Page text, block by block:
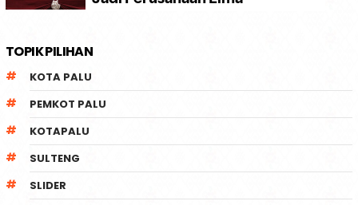
TOPIK PILIHAN
KOTA PALU
PEMKOT PALU
KOTAPALU
SULTENG
SLIDER